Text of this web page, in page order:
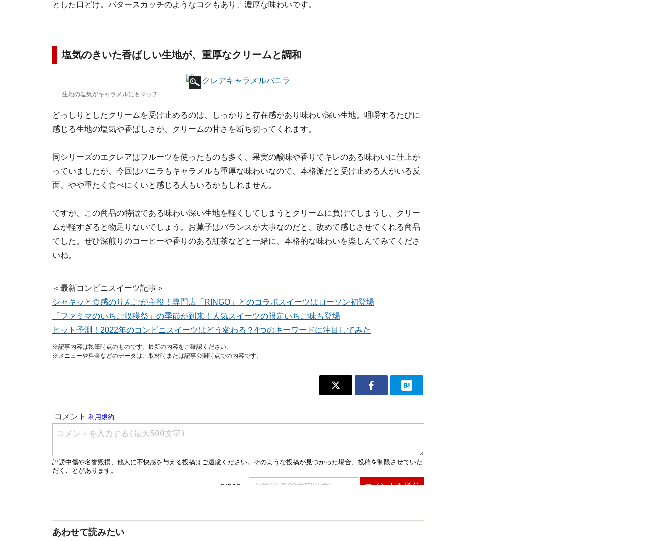
とした口どけ。バタースカッチのようなコクもあり、濃厚な味わいです。
塩気のきいた香ばしい生地が、重厚なクリームと調和
生地の塩気がキャラメルにもマッチ
どっしりとしたクリームを受け止めるのは、しっかりと存在感があり味わい深い生地。咀嚼するたびに
感じる生地の塩気や香ばしさが、クリームの甘さを断ち切ってくれます。
同シリーズのエクレアはフルーツを使ったものも多く、果実の酸味や香りでキレのある味わいに仕上が
っていましたが、今回はバニラもキャラメルも重厚な味わいなので、本格派だと受け止める人がいる反
面、やや重たく食べにくいと感じる人もいるかもしれません。
ですが、この商品の特徴である味わい深い生地を軽くしてしまうとクリームに負けてしまうし、クリー
ムが軽すぎると物足りないでしょう。お菓子はバランスが大事なのだと、改めて感じさせてくれる商品
でした。ぜひ深煎りのコーヒーや香りのある紅茶などと一緒に、本格的な味わいを楽しんでみてくださ
いね。
＜最新コンビニスイーツ記事＞
シャキッと食感のりんごが主役！専門店「RINGO」とのコラボスイーツはローソン初登場
「ファミマのいちご収穫祭」の季節が到来！人気スイーツの限定いちご味も登場
ヒット予測！2022年のコンビニスイーツはどう変わる？4つのキーワードに注目してみた
※記事内容は執筆時点のものです。最新の内容をご確認ください。
※メニューや料金などのデータは、取材時または記事公開時点での内容です。
あわせて読みたい